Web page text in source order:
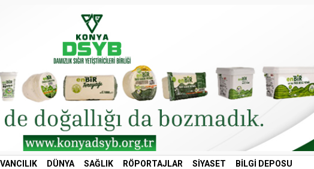
DÜNYA SAĞLIK RÖPORTAJLAR SIYASET BILGI DEPOSU